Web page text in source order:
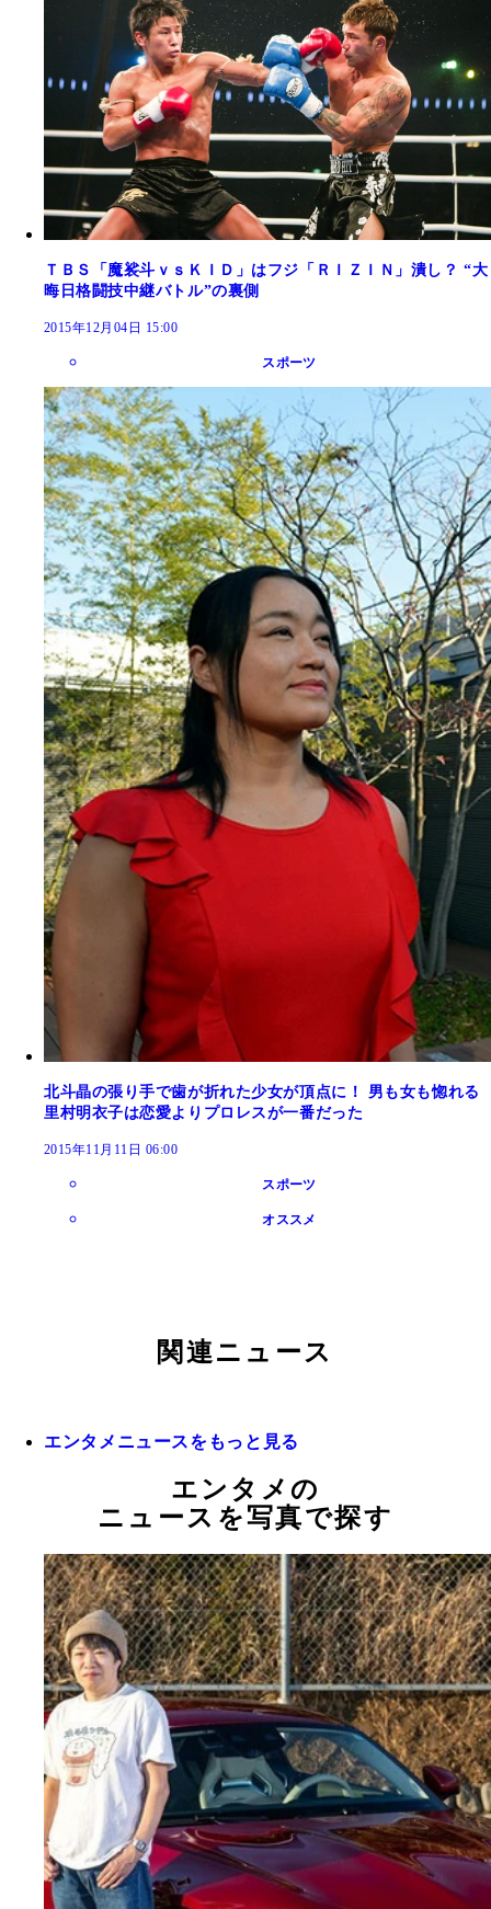
ＴＢＳ「魔裟斗ｖｓＫＩＤ」はフジ「ＲＩＺＩＮ」潰し？ “大
晦日格闘技中継バトル”の裏側
2015年12月04日 15:00
スポーツ
北斗晶の張り手で歯が折れた少女が頂点に！ 男も女も惚れる
里村明衣子は恋愛よりプロレスが一番だった
2015年11月11日 06:00
スポーツ
オススメ
関連ニュース
エンタメニュースをもっと見る
エンタメの
ニュースを写真で探す